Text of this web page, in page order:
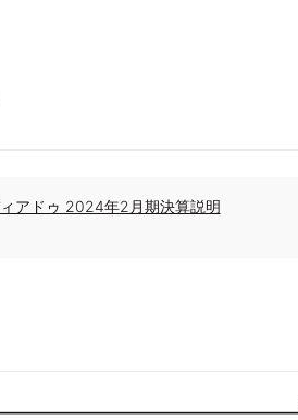
アドゥ 2024年2月期決算説明